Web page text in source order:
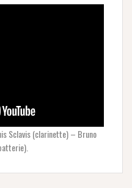
Sclavis (clarinette) – Bruno